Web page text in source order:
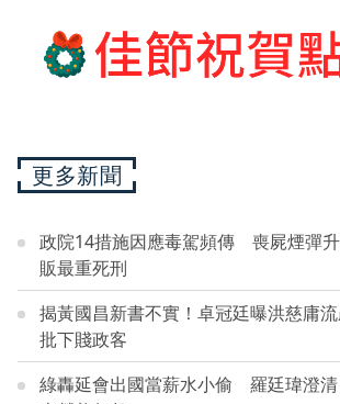
更多新聞
政院14措施因應毒駕頻傳 喪屍煙彈
販最重死刑
揭黃國昌新書不實！卓冠廷曝洪慈庸
批下賤政客
綠轟延會出國當薪水小偷 羅廷瑋澄清